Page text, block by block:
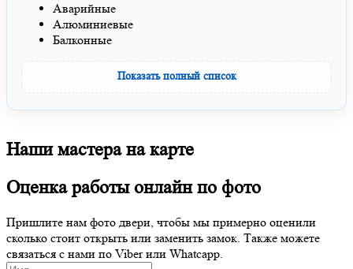
Аварийные
Алюминиевые
Балконные
Показать полный список
Наши мастера на карте
Оценка работы онлайн по фото
Пришлите нам фото двери, чтобы мы примерно оценили
сколько стоит открыть или заменить замок. Также можете
связаться с нами по Viber или Whatcapp.